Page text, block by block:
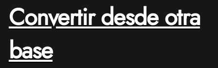
Convertir desde otra
base